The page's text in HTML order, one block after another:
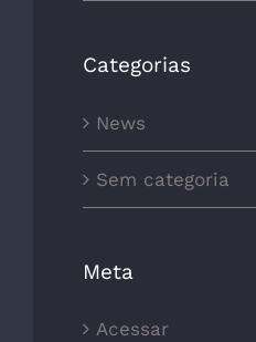
Categorias
News
Sem categoria
Meta
Acessar